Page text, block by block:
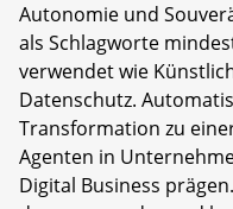
Autonomie und
als Schlagworte
verwendet wie
Datenschutz.
Transformation zu
Agenten in
Digital Business